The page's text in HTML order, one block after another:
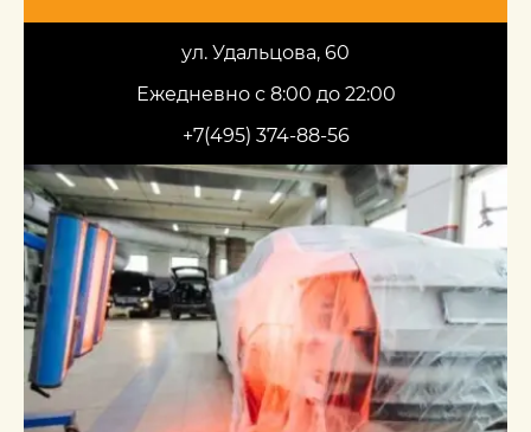
ул. Удальцова, 60
Ежедневно с 8:00 до 22:00
+7(495) 374-88-56